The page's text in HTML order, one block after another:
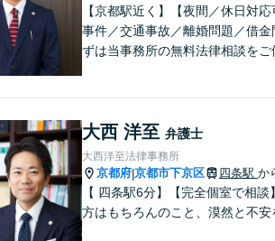
【京都駅近く】【夜間／休日対
事件／交通事故／離婚問題／借
ずは当事務所の無料法律相談をご
大西 洋至 弁護士
大西洋至法律事務所
京都府|京都市下京区 四条駅 か
【 四条駅6分】【完全個室で相
方はもちろんのこと、漠然と不